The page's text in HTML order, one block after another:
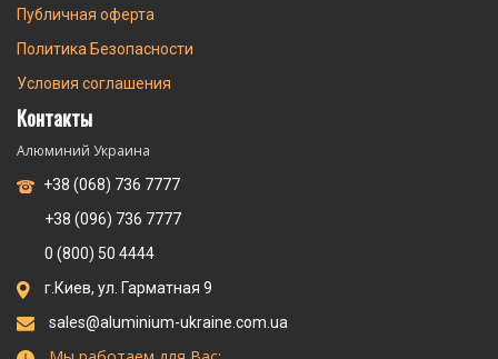
Публичная оферта
Политика Безопасности
Условия соглашения
Контакты
Алюминий Украина
+38 (068) 736 7777
+38 (096) 736 7777
0 (800) 50 4444
г.Киев, ул. Гарматная 9
sales@aluminium-ukraine.com.ua